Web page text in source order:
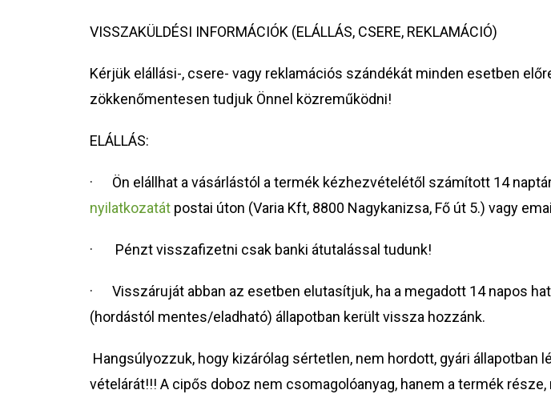
VISSZAKÜLDÉSI INFORMÁCIÓK (ELÁLLÁS, CSERE, REKLAMÁCIÓ)
Kérjük elállási-, csere- vagy reklamációs szándékát minden esetben
zökkenőmentesen tudjuk Önnel közreműködni!
ELÁLLÁS:
· Ön elállhat a vásárlástól a termék kézhezvételétől számított 14
nyilatkozatát postai úton (Varia Kft, 8800 Nagykanizsa, Fő út 5.) vagy
· Pénzt visszafizetni csak banki átutalással tudunk!
· Visszáruját abban az esetben elutasítjuk, ha a megadott 14 napos
(hordástól mentes/eladható) állapotban került vissza hozzánk.
Hangsúlyozzuk, hogy kizárólag sértetlen, nem hordott, gyári
vételárát!!! A cipős doboz nem csomagolóanyag, hanem a termék